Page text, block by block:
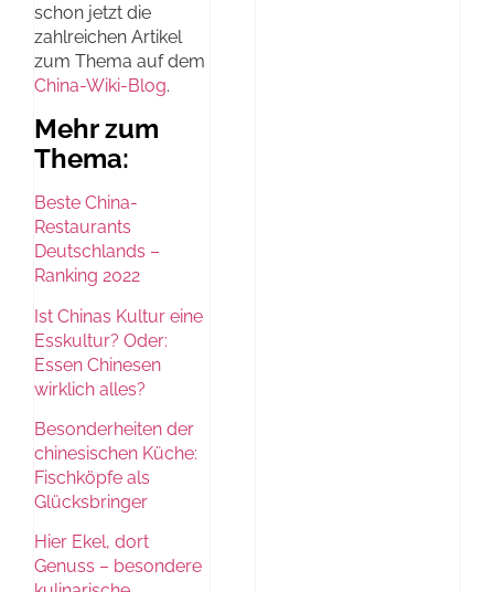
schon jetzt die
zahlreichen Artikel
zum Thema auf dem
China-Wiki-Blog.
Mehr zum
Thema:
Beste China-
Restaurants
Deutschlands –
Ranking 2022
Ist Chinas Kultur eine
Esskultur? Oder:
Essen Chinesen
wirklich alles?
Besonderheiten der
chinesischen Küche:
Fischköpfe als
Glücksbringer
Hier Ekel, dort
Genuss – besondere